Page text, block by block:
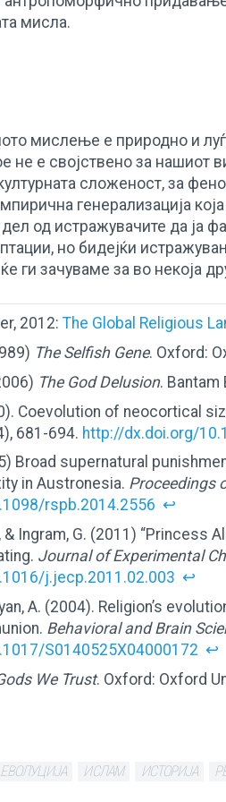
мисла.
мислење е природно и
не е својствено за нашиот
сложеност, за
генерализација
од истражувачите да ја
но бидејќи
ги зачуваме за во некоја
2012: The Global Religious
The Selfish Gene. Oxford:
The God Delusion. Bantam
Coevolution of neocortical
681-694. http://dx.doi.org/
Broad supernatural
in Austronesia. Proceedings
rspb.2014.2556 ↩
& Ingram, G. (2011) “Princess
Journal of Experimental
j.jecp.2011.02.003 ↩
A. (2004). Religion’s
Behavioral and Brain
S0140525X04000172 ↩
We Trust. Oxford: Oxford
ЕВОЛУЦИЈА ИСЛАМ ИСТОРИЈА